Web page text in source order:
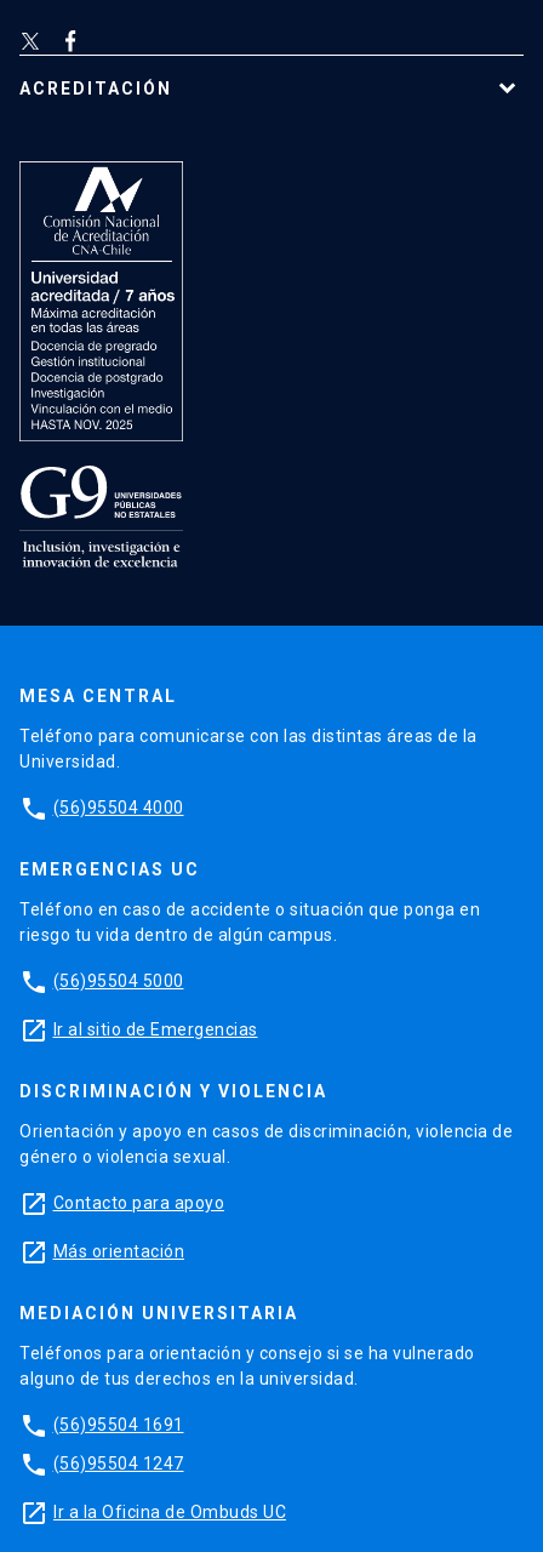
ACREDITACIÓN
MESA CENTRAL
Teléfono para comunicarse con las distintas áreas de la
Universidad.
phone (56)95504 4000
EMERGENCIAS UC
Teléfono en caso de accidente o situación que ponga en
riesgo tu vida dentro de algún campus.
phone (56)95504 5000
launch Ir al sitio de Emergencias
DISCRIMINACIÓN Y VIOLENCIA
Orientación y apoyo en casos de discriminación, violencia de
género o violencia sexual.
launch Contacto para apoyo
launch Más orientación
MEDIACIÓN UNIVERSITARIA
Teléfonos para orientación y consejo si se ha vulnerado
alguno de tus derechos en la universidad.
phone (56)95504 1691
phone (56)95504 1247
launch Ir a la Oficina de Ombuds UC